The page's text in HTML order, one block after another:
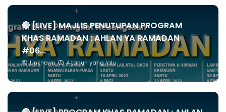
🔴 [LIVE] MAJLIS PENUTUPAN PROGRAM
KHAS RAMADAN : AHLAN YA RAMADAN
#06...
Unknown 4 tahun yang lalu